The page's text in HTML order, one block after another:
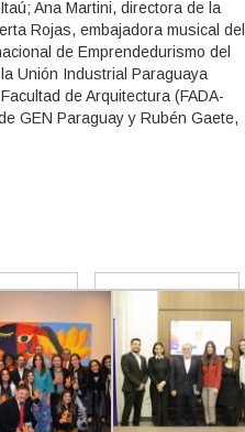
Ana Martini, directora de la
Rojas, embajadora musical del
de Emprendedurismo del
Unión Industrial Paraguaya
de Arquitectura (FADA-
GEN Paraguay y Rubén Gaete,